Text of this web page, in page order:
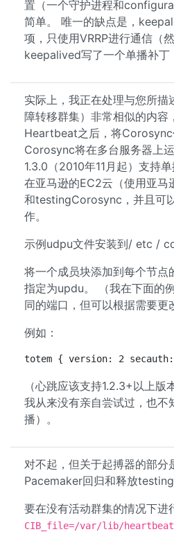
置（一个守护进程和
简单。 唯一的缺点是，
项，只使用VRRP进行通信（
keepalived写了一个单播补丁
实际上，我正在处理与您所描
障转移群集）非常相似的内容
Heartbeat之后，将Corosync
Corosync将在多台服务器上
1.3.0（2010年11月起）支持
在亚马逊的EC2云（使用亚马
和testingCorosync，并且可
作。
示例udpu文件安装到/ etc /
将一个成员块添加到每个节点
指定为updu。 （我在下面的
同的端口，但可以根据需要更
例如：
totem { version: 2
（心跳应该支持1.2.3+以上
我从来没有亲自尝试过，也不
播）。
对不起，但关于起搏器的部分
Pacemaker回归和释放testing
要在没有活动群集的情况下
CIB_file=/var/lib/